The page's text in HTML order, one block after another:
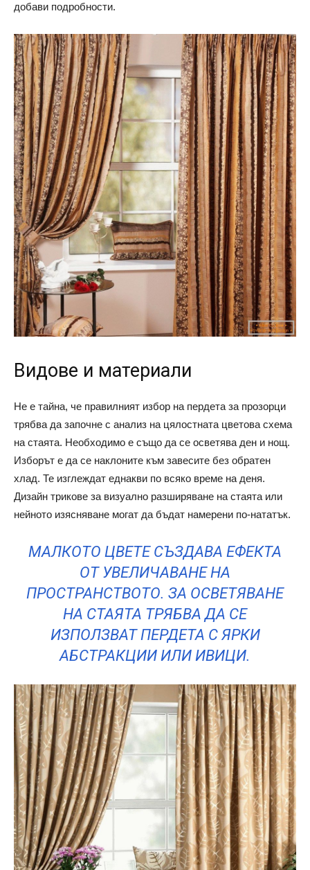
добави подробности.
Видове и материали
Не е тайна, че правилният избор на пердета за прозорци
трябва да започне с анализ на цялостната цветова схема
на стаята. Необходимо е също да се осветява ден и нощ.
Изборът е да се наклоните към завесите без обратен
хлад. Те изглеждат еднакви по всяко време на деня.
Дизайн трикове за визуално разширяване на стаята или
нейното изясняване могат да бъдат намерени по-нататък.
МАЛКОТО ЦВЕТЕ СЪЗДАВА ЕФЕКТА
ОТ УВЕЛИЧАВАНЕ НА
ПРОСТРАНСТВОТО. ЗА ОСВЕТЯВАНЕ
НА СТАЯТА ТРЯБВА ДА СЕ
ИЗПОЛЗВАТ ПЕРДЕТА С ЯРКИ
АБСТРАКЦИИ ИЛИ ИВИЦИ.